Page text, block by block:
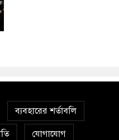
ব্যবহারের শর্তাবলি
যোগাযোগ